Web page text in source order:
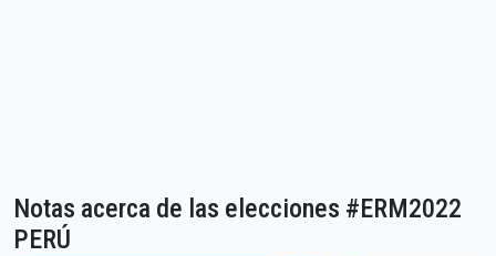
Notas acerca de las elecciones #ERM2022
PERÚ